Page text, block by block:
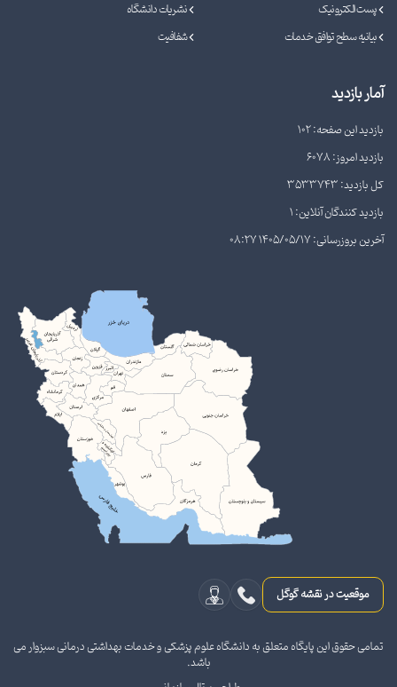
پست الکترونیک
نشریات دانشگاه
بیانیه سطح توافق خدمات
شفافیت
آمار بازدید
بازدید این صفحه: 102
بازدید امروز: 6078
کل بازدید: 3533743
بازدید کنندگان آنلاین: 1
آخرین بروزرسانی: 1405/05/17 08:27
موقعیت در نقشه گوگل
تمامی حقوق این پایگاه متعلق به دانشگاه علوم پزشکی و خدمات بهداشتی درمانی سبزوار می
باشد.